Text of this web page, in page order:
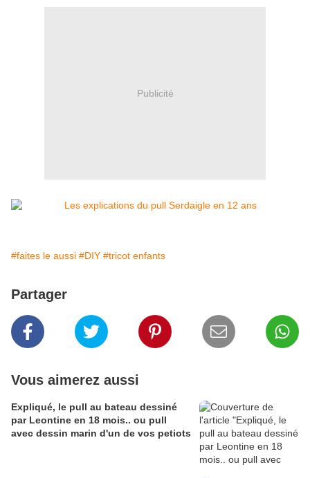
Publicité
#faites le aussi #DIY #tricot enfants
Partager
Vous aimerez aussi
Expliqué, le pull au bateau dessiné
par Leontine en 18 mois.. ou pull
avec dessin marin d'un de vos petiots